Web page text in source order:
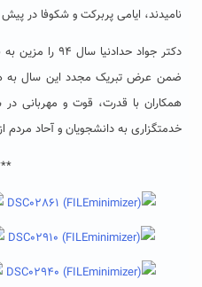
نامیدند، ایامی پربرکت و شکوفا در
دکتر جواد
ضمن عرض تبریک مجدد این سال به
همکاران با قدرت، قوت و مهربانی در
خدمتگزاری به دانشجویان و آحاد